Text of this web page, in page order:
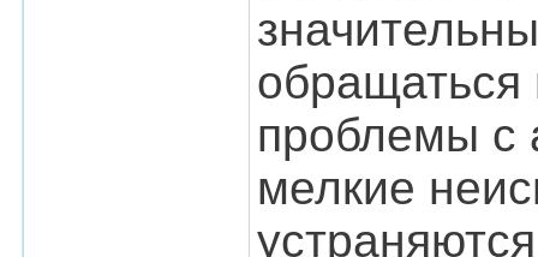
обращаться
проблемы с
мелкие